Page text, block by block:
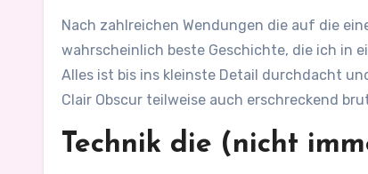
Nach zahlreichen Wendungen die auf die
wahrscheinlich beste Geschichte, die ich in
Alles ist bis ins kleinste Detail durchdacht
Clair Obscur teilweise auch erschreckend
Technik die (nicht